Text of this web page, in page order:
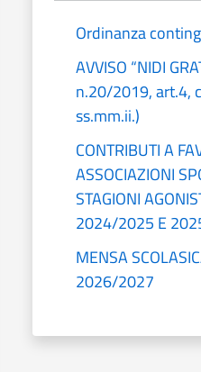
Ordinanza
AVVISO “NIDI
n.20/2019, art.4,
ss.mm.ii.)
CONTRIBUTI A
ASSOCIAZIONI
STAGIONI
2024/2025 E
MENSA
2026/2027